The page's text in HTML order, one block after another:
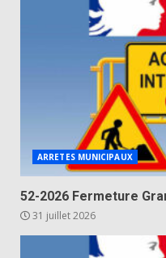
ARRETES MUNICIPAUX
52-2026 Fermeture
31 juillet 2026